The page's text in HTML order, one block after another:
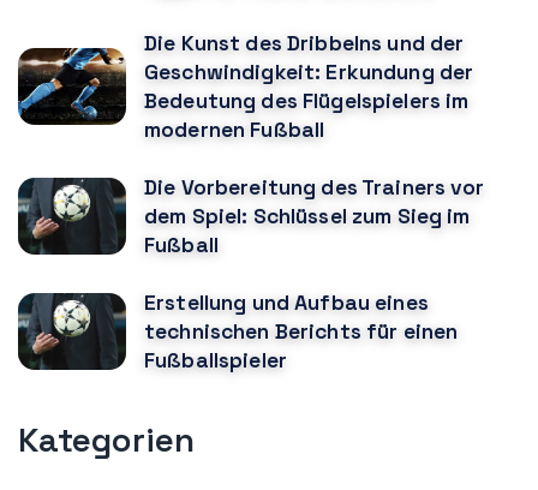
Die Kunst des Dribbelns und der
Geschwindigkeit: Erkundung der
Bedeutung des Flügelspielers im
modernen Fußball
Die Vorbereitung des Trainers vor
dem Spiel: Schlüssel zum Sieg im
Fußball
Erstellung und Aufbau eines
technischen Berichts für einen
Fußballspieler
Kategorien